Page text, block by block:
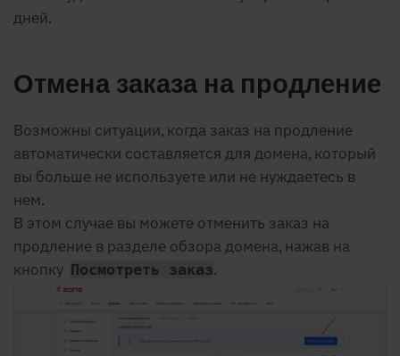
дней.
Отмена заказа на продление
Возможны ситуации, когда заказ на продление
автоматически составляется для домена, который
вы больше не используете или не нуждаетесь в
нем.
В этом случае вы можете отменить заказ на
продление в разделе обзора домена, нажав на
кнопку Посмотреть заказ.